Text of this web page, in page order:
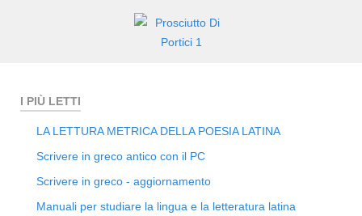
I PIÙ LETTI
LA LETTURA METRICA DELLA POESIA LATINA
Scrivere in greco antico con il PC
Scrivere in greco - aggiornamento
Manuali per studiare la lingua e la letteratura latina